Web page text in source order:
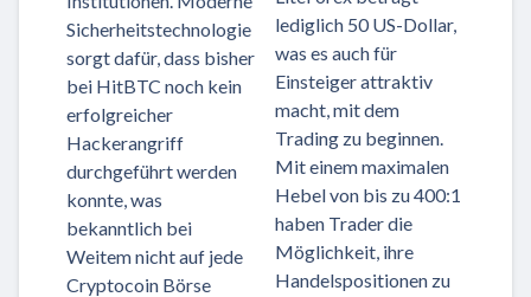
Sicherheitstechnologie
sorgt dafür, dass bisher
bei HitBTC noch kein
erfolgreicher
Hackerangriff
durchgeführt werden
konnte, was
bekanntlich bei
Weitem nicht auf jede
Cryptocoin Börse
lediglich 50 US-Dollar,
was es auch für
Einsteiger attraktiv
macht, mit dem
Trading zu beginnen.
Mit einem maximalen
Hebel von bis zu 400:1
haben Trader die
Möglichkeit, ihre
Handelspositionen zu